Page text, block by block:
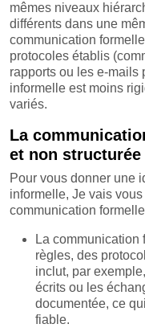
mêmes niveaux
différents dans une
communication
protocoles établis
rapports ou les e-mails
informelle est moins
variés.
La
et non structurée
Pour vous donner une
informelle, Je vais
communication
La communication
règles, des
inclut, par
écrits ou les
documentée, ce
fiable.